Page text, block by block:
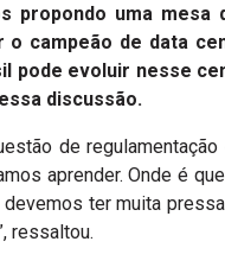
propondo uma mesa
o campeão de data
pode evoluir nesse
discussão.
de regulamentação
aprender. Onde é
devemos ter muita
ressaltou.